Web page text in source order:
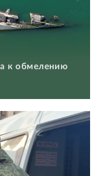
к обмелению